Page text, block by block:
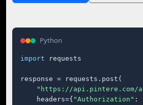
Python
import requests
response = requests.post(
"https://api.pintere.com/
    headers={
"Authorization" :